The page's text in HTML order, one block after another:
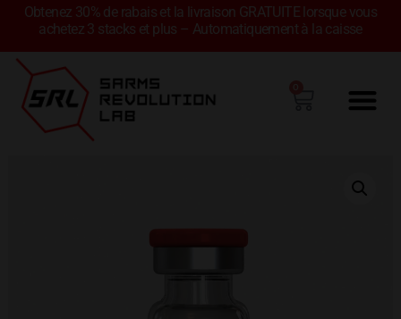
Obtenez 30% de rabais et la livraison GRATUITE lorsque vous
achetez 3 stacks et plus – Automatiquement à la caisse